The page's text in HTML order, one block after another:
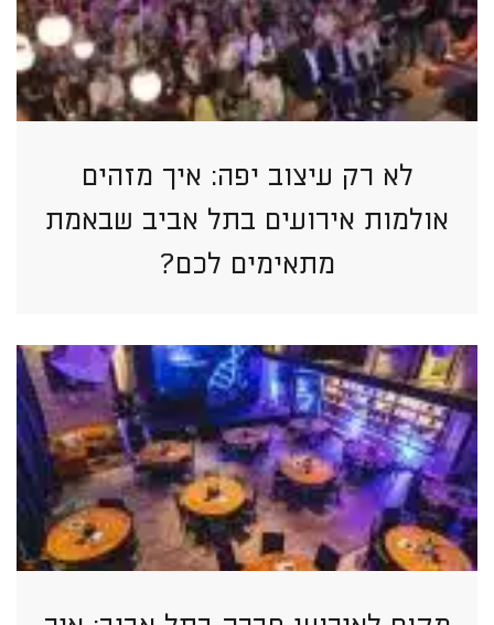
לא רק עיצוב יפה: איך מזהים
אולמות אירועים בתל אביב שבאמת
מתאימים לכם?